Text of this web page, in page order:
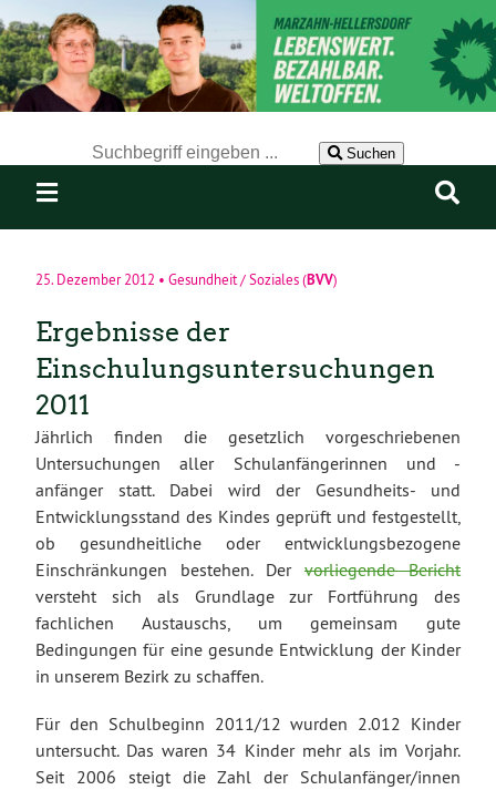
Suchen
25. Dezember 2012 • Gesundheit / Soziales(BVV)
Ergebnisse der
Einschulungsuntersuchungen
2011
Jährlich finden die gesetzlich vorgeschriebenen
Untersuchungen aller Schulanfängerinnen und -
anfänger statt. Dabei wird der Gesundheits- und
Entwicklungsstand des Kindes geprüft und festgestellt,
ob gesundheitliche oder entwicklungsbezogene
Einschränkungen bestehen. Der vorliegende Bericht
versteht sich als Grundlage zur Fortführung des
fachlichen Austauschs, um gemeinsam gute
Bedingungen für eine gesunde Entwicklung der Kinder
in unserem Bezirk zu schaffen.
Für den Schulbeginn 2011/12 wurden 2.012 Kinder
untersucht. Das waren 34 Kinder mehr als im Vorjahr.
Seit 2006 steigt die Zahl der Schulanfänger/innen